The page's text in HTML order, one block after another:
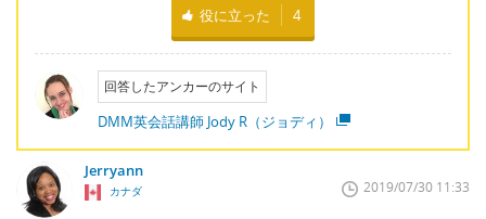
役に立った 4
回答したアンカーのサイト
DMM英会話講師 Jody R（ジョディ）
Jerryann
カナダ 2019/07/30 11:33